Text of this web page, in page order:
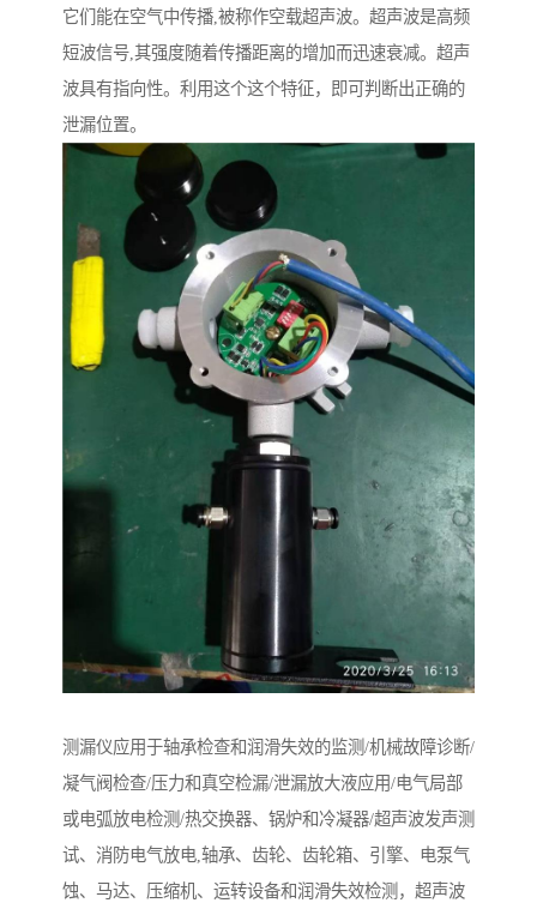
它们能在空气中传播,被称作空载超声波。超声波是高频
短波信号,其强度随着传播距离的增加而迅速衰减。超声
波具有指向性。利用这个这个特征，即可判断出正确的
泄漏位置。
测漏仪应用于轴承检查和润滑失效的监测/机械故障诊断/
凝气阀检查/压力和真空检漏/泄漏放大液应用/电气局部
或电弧放电检测/热交换器、锅炉和冷凝器/超声波发声测
试、消防电气放电,轴承、齿轮、齿轮箱、引擎、电泵气
蚀、马达、压缩机、运转设备和润滑失效检测，超声波